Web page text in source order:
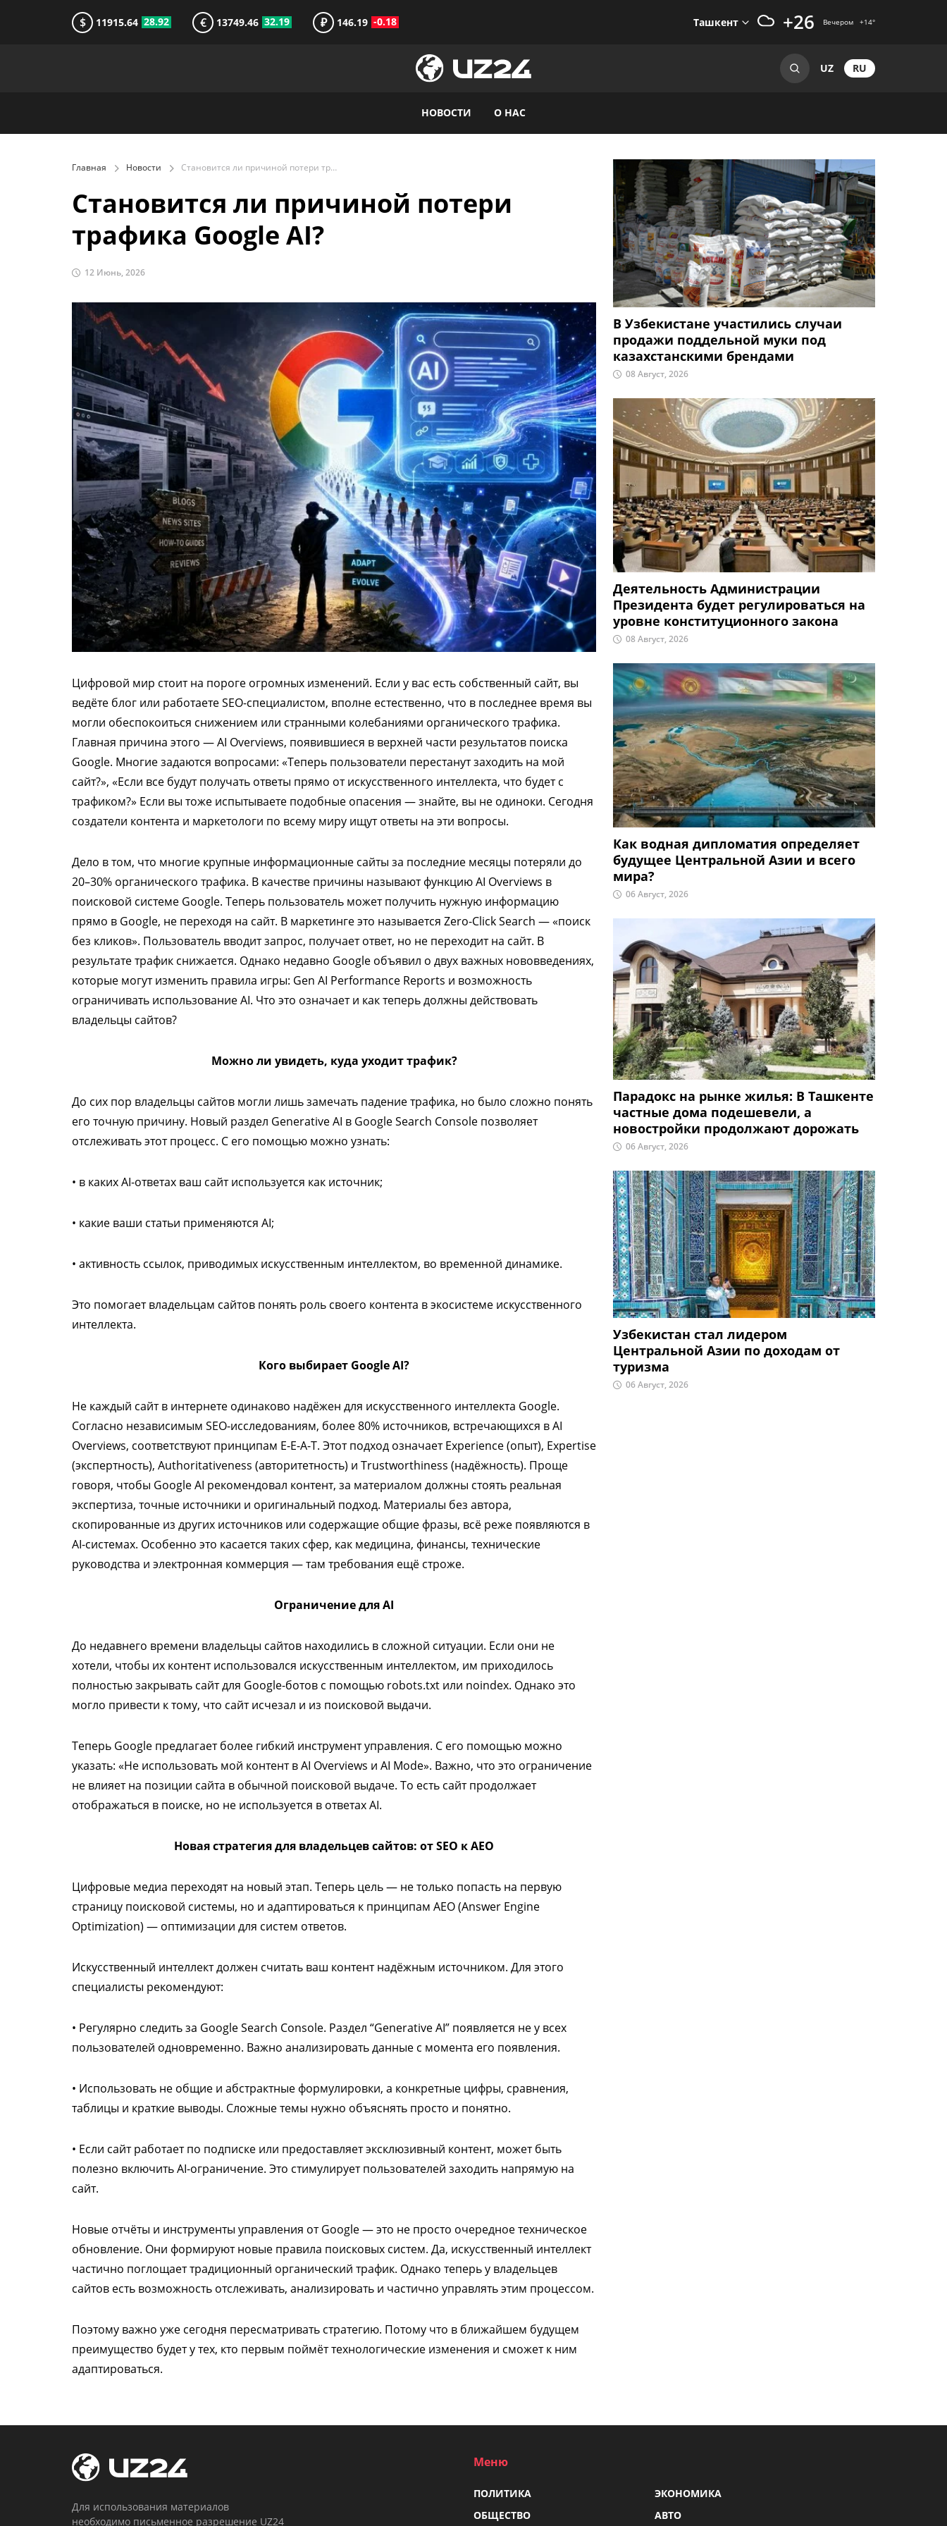
$ 11915.64 28.92 € 13749.46 32.19 ₽ 146.19 -0.18 Ташкент +26 Вечером +14°
UZ RU
НОВОСТИ О НАС
Главная Новости Становится ли причиной потери трафика Google AI?
Становится ли причиной потери
трафика Google AI?
12 Июнь, 2026
Цифровой мир стоит на пороге огромных изменений. Если у вас есть собственный сайт, вы
ведёте блог или работаете SEO-специалистом, вполне естественно, что в последнее время вы
могли обеспокоиться снижением или странными колебаниями органического трафика.
Главная причина этого — AI Overviews, появившиеся в верхней части результатов поиска
Google. Многие задаются вопросами: «Теперь пользователи перестанут заходить на мой
сайт?», «Если все будут получать ответы прямо от искусственного интеллекта, что будет с
трафиком?» Если вы тоже испытываете подобные опасения — знайте, вы не одиноки. Сегодня
создатели контента и маркетологи по всему миру ищут ответы на эти вопросы.
Дело в том, что многие крупные информационные сайты за последние месяцы потеряли до
20–30% органического трафика. В качестве причины называют функцию AI Overviews в
поисковой системе Google. Теперь пользователь может получить нужную информацию
прямо в Google, не переходя на сайт. В маркетинге это называется Zero-Click Search — «поиск
без кликов». Пользователь вводит запрос, получает ответ, но не переходит на сайт. В
результате трафик снижается. Однако недавно Google объявил о двух важных нововведениях,
которые могут изменить правила игры: Gen AI Performance Reports и возможность
ограничивать использование AI. Что это означает и как теперь должны действовать
владельцы сайтов?
Можно ли увидеть, куда уходит трафик?
До сих пор владельцы сайтов могли лишь замечать падение трафика, но было сложно понять
его точную причину. Новый раздел Generative AI в Google Search Console позволяет
отслеживать этот процесс. С его помощью можно узнать:
• в каких AI-ответах ваш сайт используется как источник;
• какие ваши статьи применяются AI;
• активность ссылок, приводимых искусственным интеллектом, во временной динамике.
Это помогает владельцам сайтов понять роль своего контента в экосистеме искусственного
интеллекта.
Кого выбирает Google AI?
Не каждый сайт в интернете одинаково надёжен для искусственного интеллекта Google.
Согласно независимым SEO-исследованиям, более 80% источников, встречающихся в AI
Overviews, соответствуют принципам E-E-A-T. Этот подход означает Experience (опыт), Expertise
(экспертность), Authoritativeness (авторитетность) и Trustworthiness (надёжность). Проще
говоря, чтобы Google AI рекомендовал контент, за материалом должны стоять реальная
экспертиза, точные источники и оригинальный подход. Материалы без автора,
скопированные из других источников или содержащие общие фразы, всё реже появляются в
AI-системах. Особенно это касается таких сфер, как медицина, финансы, технические
руководства и электронная коммерция — там требования ещё строже.
Ограничение для AI
До недавнего времени владельцы сайтов находились в сложной ситуации. Если они не
хотели, чтобы их контент использовался искусственным интеллектом, им приходилось
полностью закрывать сайт для Google-ботов с помощью robots.txt или noindex. Однако это
могло привести к тому, что сайт исчезал и из поисковой выдачи.
Теперь Google предлагает более гибкий инструмент управления. С его помощью можно
указать: «Не использовать мой контент в AI Overviews и AI Mode». Важно, что это ограничение
не влияет на позиции сайта в обычной поисковой выдаче. То есть сайт продолжает
отображаться в поиске, но не используется в ответах AI.
Новая стратегия для владельцев сайтов: от SEO к AEO
Цифровые медиа переходят на новый этап. Теперь цель — не только попасть на первую
страницу поисковой системы, но и адаптироваться к принципам AEO (Answer Engine
Optimization) — оптимизации для систем ответов.
Искусственный интеллект должен считать ваш контент надёжным источником. Для этого
специалисты рекомендуют:
• Регулярно следить за Google Search Console. Раздел “Generative AI” появляется не у всех
пользователей одновременно. Важно анализировать данные с момента его появления.
• Использовать не общие и абстрактные формулировки, а конкретные цифры, сравнения,
таблицы и краткие выводы. Сложные темы нужно объяснять просто и понятно.
• Если сайт работает по подписке или предоставляет эксклюзивный контент, может быть
полезно включить AI-ограничение. Это стимулирует пользователей заходить напрямую на
сайт.
Новые отчёты и инструменты управления от Google — это не просто очередное техническое
обновление. Они формируют новые правила поисковых систем. Да, искусственный интеллект
частично поглощает традиционный органический трафик. Однако теперь у владельцев
сайтов есть возможность отслеживать, анализировать и частично управлять этим процессом.
Поэтому важно уже сегодня пересматривать стратегию. Потому что в ближайшем будущем
преимущество будет у тех, кто первым поймёт технологические изменения и сможет к ним
адаптироваться.
В Узбекистане участились случаи
продажи поддельной муки под
казахстанскими брендами
08 Август, 2026
Деятельность Администрации
Президента будет регулироваться на
уровне конституционного закона
08 Август, 2026
Как водная дипломатия определяет
будущее Центральной Азии и всего
мира?
06 Август, 2026
Парадокс на рынке жилья: В Ташкенте
частные дома подешевели, а
новостройки продолжают дорожать
06 Август, 2026
Узбекистан стал лидером
Центральной Азии по доходам от
туризма
06 Август, 2026
Для использования материалов
необходимо письменное разрешение UZ24
Меню
ПОЛИТИКА
ЭКОНОМИКА
ОБЩЕСТВО
АВТО